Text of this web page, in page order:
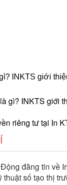
INKTS giới
gì? INKTS giới
riêng tư tại In